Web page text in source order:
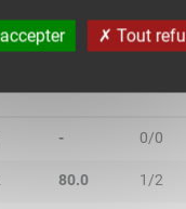
- 0/0
80.0 1/2
Tout